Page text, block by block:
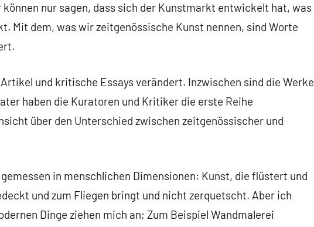
nur sagen, dass sich der Kunstmarkt entwickelt hat, was
Mit dem, was wir zeitgenössische Kunst nennen, sind Worte
und kritische Essays verändert. Inzwischen sind die Werke
haben die Kuratoren und Kritiker die erste Reihe
über den Unterschied zwischen zeitgenössischer und
in menschlichen Dimensionen: Kunst, die flüstert und
und zum Fliegen bringt und nicht zerquetscht. Aber ich
Dinge ziehen mich an; Zum Beispiel Wandmalerei